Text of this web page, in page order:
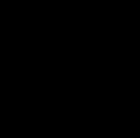
الديمقراطيين والمدافعين عن حقوق
تشكيل لجنة إعمار غزة في أوروبا.
معهم، قال المرابط: “أنا لا أعرف برونشتاين
مضيفاً أن لقاءه بقيادات الحزب كان أمراً
ورئيس الحكومة آنذاك، “رد على هناوي مباشرة
القرار وأنا من يتحمل المسؤولية”.
مع رضا بن خلدون (المكلف بالضيوف والندوات